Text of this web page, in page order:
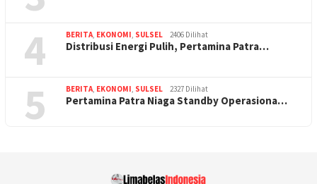
4 BERITA, EKONOMI, SULSEL 2406 Dilihat
Distribusi Energi Pulih, Pertamina Patra…
5 BERITA, EKONOMI, SULSEL 2327 Dilihat
Pertamina Patra Niaga Standby Operasiona…